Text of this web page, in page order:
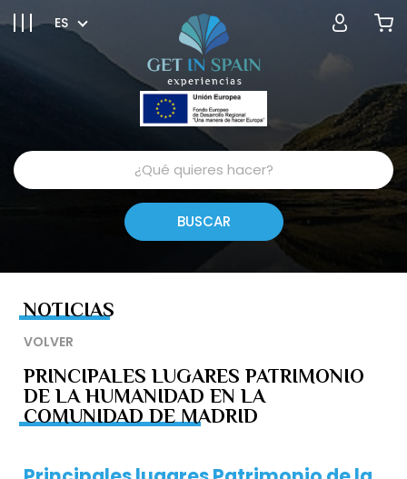
ES
NOTICIAS
VOLVER
PRINCIPALES LUGARES PATRIMONIO
DE LA HUMANIDAD EN LA
COMUNIDAD DE MADRID